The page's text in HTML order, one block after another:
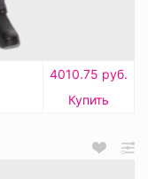
4010.75 руб.
Купить